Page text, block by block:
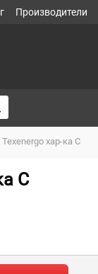
Производители
хар-ка С
С